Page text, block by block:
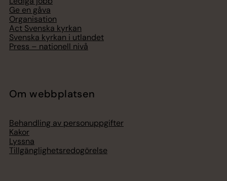
Ge en gåva
Organisation
Act Svenska kyrkan
Svenska kyrkan i utlandet
Press – nationell nivå
Om webbplatsen
Behandling av personuppgifter
Kakor
Lyssna
Tillgänglighetsredogörelse